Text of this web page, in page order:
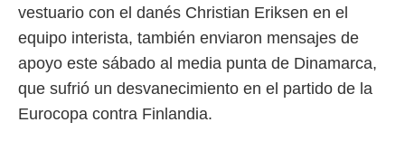
vestuario con el danés Christian Eriksen en el
equipo interista, también enviaron mensajes de
apoyo este sábado al media punta de Dinamarca,
que sufrió un desvanecimiento en el partido de la
Eurocopa contra Finlandia.